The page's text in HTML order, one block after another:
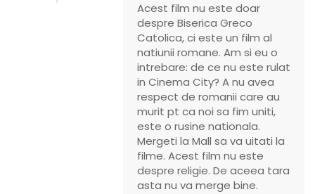
Acest film nu este doar
despre Biserica Greco
Catolica, ci este un film al
natiunii romane. Am si eu o
intrebare: de ce nu este rulat
in Cinema City? A nu avea
respect de romanii care au
murit pt ca noi sa fim uniti,
este o rusine nationala.
Mergeti la Mall sa va uitati la
filme. Acest film nu este
despre religie. De aceea tara
asta nu va merge bine.